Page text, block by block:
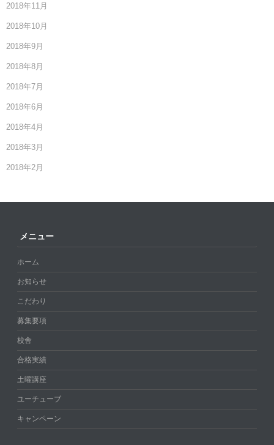
2018年11月
2018年10月
2018年9月
2018年8月
2018年7月
2018年6月
2018年4月
2018年3月
2018年2月
メニュー
ホーム
お知らせ
こだわり
募集要項
校舎
合格実績
土曜講座
ユーチューブ
キャンペーン